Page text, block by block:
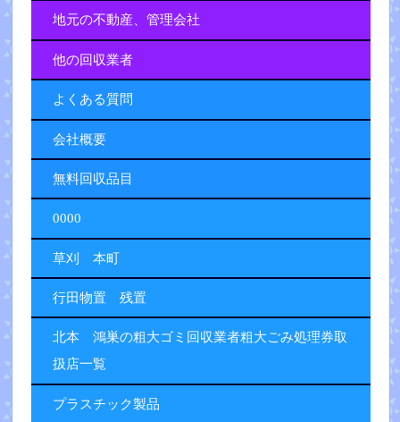
地元の不動産、管理会社
他の回収業者
よくある質問
会社概要
無料回収品目
0000
草刈 本町
行田物置 残置
北本 鴻巣の粗大ゴミ回収業者粗大ごみ処理券取
扱店一覧
プラスチック製品